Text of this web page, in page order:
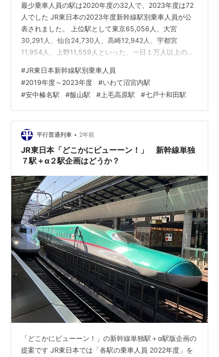
最少乗車人員の駅は2020年度の32人で、2023年度は72
人でした JR東日本の2023年度新幹線駅別乗車人員が公
表されました。 上位駅として東京65,056人、大宮
30,291人、仙台24,730人、高崎12,942人、宇都宮
11,954人、上野11,559人といった、一日１万人以上の乗
幹線駅もあります。 今回は、2023年度乗車人員が2,000
人未満の新幹線16駅について、2019年度から５年間の乗
車人員の推移をみてみたいと思います。 以下のデータの
見方 左から、駅名：2019年度乗車人員→同2020年度→
同2021年度→同2022年…
#JR東日本新幹線駅別乗車人員
#2019年度～2023年度 #いわて沼宮内駅
#安中榛名駅 #飯山駅 # 上毛高原駅 #七戸十和田駅
平行普通列車 • 2年前
JR東日本「どこかにビューーン！」 新幹線単独
７駅＋α２駅企画はどうか？
「どこかにビューーン！」の新幹線単独駅＋α駅版企画の
提案です JR東日本では「各駅の乗車人員 2022年度」を